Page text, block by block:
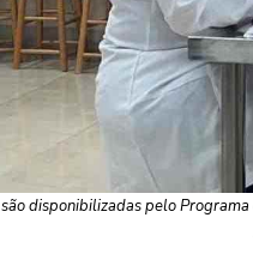
disponibilizadas pelo